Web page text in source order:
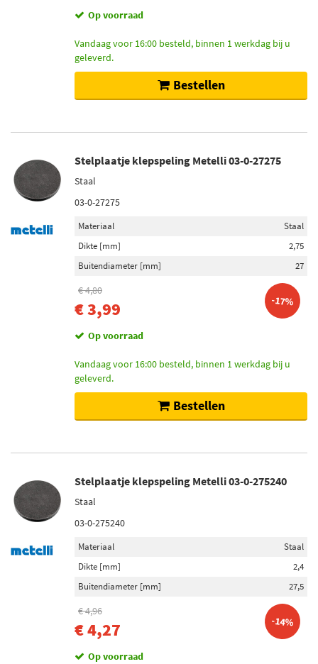
Op voorraad
Vandaag voor 16:00 besteld, binnen 1 werkdag bij u
geleverd.
Bestellen
Stelplaatje klepspeling Metelli 03-0-27275
Staal
03-0-27275
Materiaal
Staal
Dikte [mm]
2,75
Buitendiameter [mm]
27
€ 4,80
€ 3,99 -17%
Op voorraad
Vandaag voor 16:00 besteld, binnen 1 werkdag bij u
geleverd.
Bestellen
Stelplaatje klepspeling Metelli 03-0-275240
Staal
03-0-275240
Materiaal
Staal
Dikte [mm]
2,4
Buitendiameter [mm]
27,5
€ 4,96
€ 4,27 -14%
Op voorraad